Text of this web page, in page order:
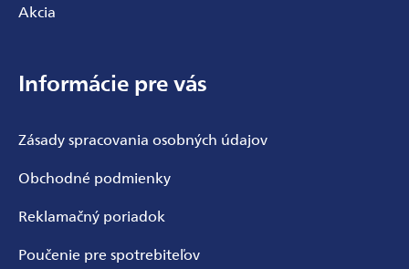
Akcia
Informácie pre vás
Zásady spracovania osobných údajov
Obchodné podmienky
Reklamačný poriadok
Poučenie pre spotrebiteľov